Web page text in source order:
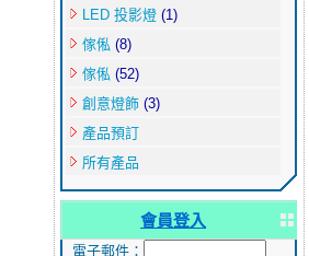
LED 投影燈 (1)
傢俬 (8)
傢俬 (52)
創意燈飾 (3)
產品預訂
所有產品
會員登入
電子郵件：